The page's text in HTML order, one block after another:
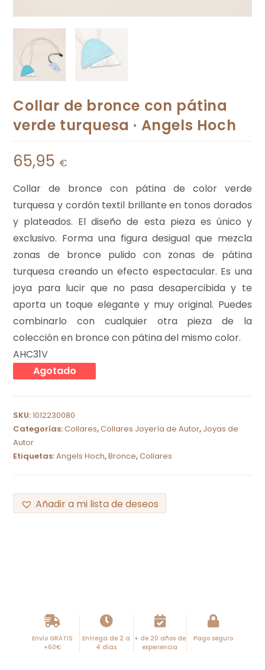
Collar de bronce con pátina
verde turquesa · Angels Hoch
65,95 €
Collar de bronce con pátina de color verde
turquesa y cordón textil brillante en tonos dorados
y plateados. El diseño de esta pieza es único y
exclusivo. Forma una figura desigual que mezcla
zonas de bronce pulido con zonas de pátina
turquesa creando un efecto espectacular. Es una
joya para lucir que no pasa desapercibida y te
aporta un toque elegante y muy original. Puedes
combinarlo con cualquier otra pieza de la
colección en bronce con pátina del mismo color.
AHC31V
Agotado
SKU:1012230080
Categorías:Collares,Collares Joyería de Autor, Joyas de
Autor
Etiquetas:Angels Hoch,Bronce,Collares
Añadir a mi lista de deseos
Envío GRATIS
+60€
Entrega de 2 a
4 días
+ de 20 años de
experiencia
Pago seguro